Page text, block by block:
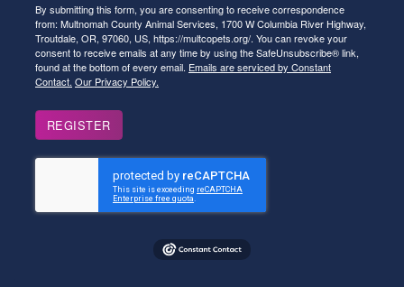
By submitting this form, you are consenting to receive correspondence
from: Multnomah County Animal Services, 1700 W Columbia River Highway,
Troutdale, OR, 97060, US, https://multcopets.org/. You can revoke your
consent to receive emails at any time by using the SafeUnsubscribe® link,
found at the bottom of every email. Emails are serviced by Constant
Contact. Our Privacy Policy.
REGISTER